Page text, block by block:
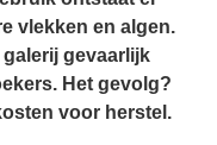
vlekken en algen.
gevaarlijk
Het gevolg?
voor herstel.